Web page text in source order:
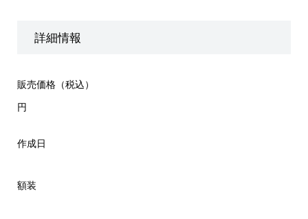
詳細情報
販売価格（税込）
円
作成日
額装